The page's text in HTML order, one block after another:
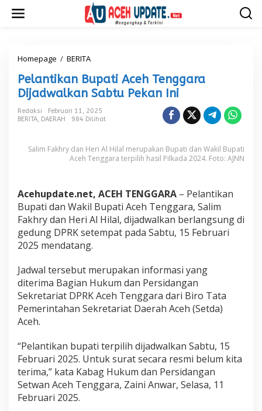
Homepage / BERITA
l
a
n
t
i
n
B
a
t
i
A
c
e
T
e
n
g
g
a
i
j
a
Pelantikan Bupati Aceh Tenggara
Dijadwalkan Sabtu Pekan Ini
Redaksi
Februari 11, 2025
BERITA, DAERAH 984 Dilihat
Salim Fakhry dan Heri Al Hilal merupakan Bupati dan Wakil Bupati
Aceh Tenggara terpilih hasil Pilkada 2024. Foto: AJNN
Acehupdate.net, ACEH TENGGARA – Pelantikan
Bupati dan Wakil Bupati Aceh Tenggara, Salim
Fakhry dan Heri Al Hilal, dijadwalkan berlangsung di
gedung DPRK setempat pada Sabtu, 15 Februari
2025 mendatang.
Jadwal tersebut merupakan informasi yang
diterima Bagian Hukum dan Persidangan
Sekretariat DPRK Aceh Tenggara dari Biro Tata
Pemerintahan Sekretariat Daerah Aceh (Setda)
Aceh.
“Pelantikan bupati terpilih dijadwalkan Sabtu, 15
Februari 2025. Untuk surat secara resmi belum kita
terima,” kata Kabag Hukum dan Persidangan
Setwan Aceh Tenggara, Zaini Anwar, Selasa, 11
Februari 2025.